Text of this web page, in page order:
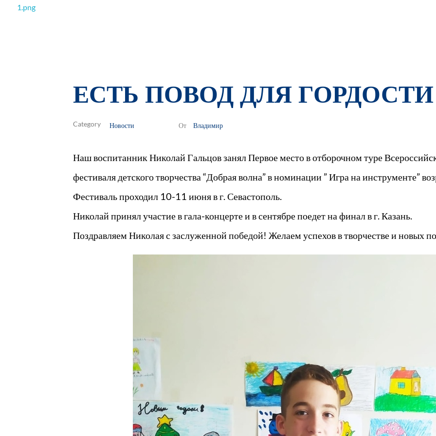
ЕСТЬ ПОВОД ДЛЯ ГОРДОСТИ
От Владимир
Новости
Наш воспитанник Николай Гальцов занял Первое место в отборочном туре
фестиваля детского творчества “Добрая волна” в номинации ” Игра на инструменте”
Фестиваль проходил 10-11 июня в г. Севастополь.
Николай принял участие в гала-концерте и в сентябре поедет на финал в г. Казань.
Поздравляем Николая с заслуженной победой! Желаем успехов в творчестве и новых